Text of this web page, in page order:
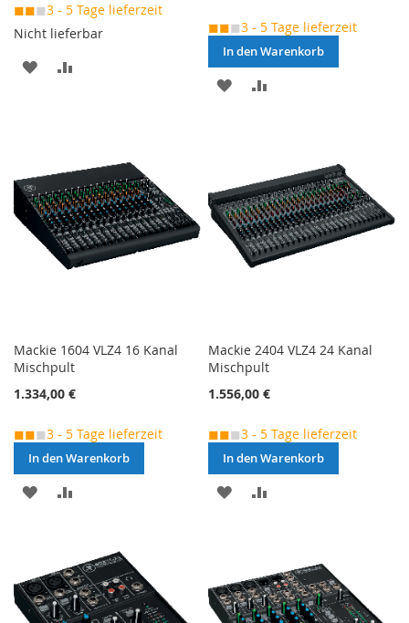
◼◼◼3 - 5 Tage lieferzeit
Nicht lieferbar
MERKEN
◼◼◼3 - 5 Tage lieferzeit
In den Warenkorb
MERKEN
Mackie 1604 VLZ4 16 Kanal
Mischpult
1.334,00 €
◼◼◼3 - 5 Tage lieferzeit
In den Warenkorb
MERKEN
HINZUFÜGEN
Mackie 2404 VLZ4 24 Kanal
Mischpult
1.556,00 €
◼◼◼3 - 5 Tage lieferzeit
In den Warenkorb
MERKEN